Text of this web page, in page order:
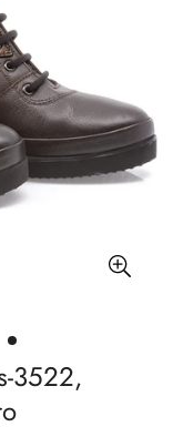
3522,